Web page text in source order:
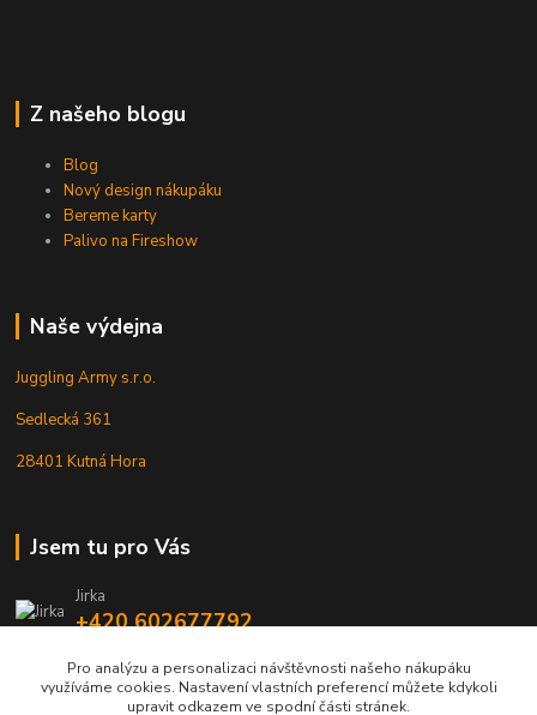
Z našeho blogu
Blog
Nový design nákupáku
Bereme karty
Palivo na Fireshow
Naše výdejna
Juggling Army s.r.o.
Sedlecká 361
28401 Kutná Hora
Jsem tu pro Vás
Jirka
+420 602677792
info@jarmy.cz
Pro analýzu a personalizaci návštěvnosti našeho nákupáku
využíváme cookies. Nastavení vlastních preferencí můžete kdykoli
upravit odkazem ve spodní části stránek.